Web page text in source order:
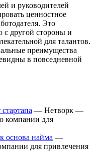
и руководителей
ценностное
Это
с другой стороны и
для талантов.
преимущества
в повседневной
— Нетворк —
компании для
основа найма —
для привлечения